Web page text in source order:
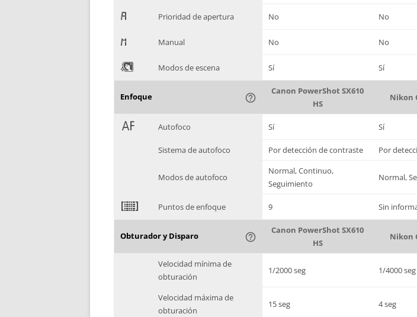
. Prioridad de apertura No No
/ Manual No No
0 Modos de escena Sí Sí
Enfoque help_outline
Canon PowerShot SX610
HS
Nikon
1 Autofoco Sí Sí
Sistema de autofoco Por detección de contraste Por
Modos de autofoco
Normal, Continuo,
Seguimiento
Normal,
2 Puntos de enfoque 9 Sin
Obturador y Disparo help_outline
Canon PowerShot SX610
HS
Nikon
Velocidad mínima de
obturación
1/2000 seg 1/4000 seg
Velocidad máxima de
obturación
15 seg 4 seg